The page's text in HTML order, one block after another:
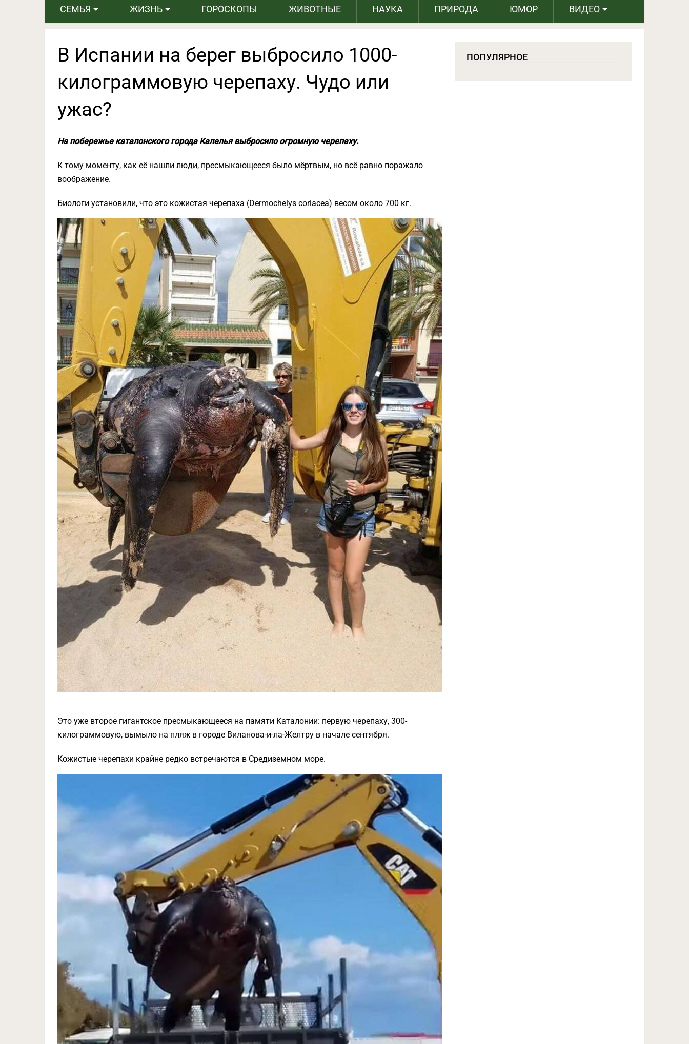
СЕМЬЯ ЖИЗНЬ ГОРОСКОПЫ ЖИВОТНЫЕ НАУКА ПРИРОДА ЮМОР ВИДЕО
В Испании на берег выбросило 1000-
килограммовую черепаху. Чудо или
ужас?
На побережье каталонского города Калелья выбросило огромную черепаху.
К тому моменту, как её нашли люди, пресмыкающееся было мёртвым, но всё равно поражало
воображение.
Биологи установили, что это кожистая черепаха (Dermochelys coriacea) весом около 700 кг.
Это уже второе гигантское пресмыкающееся на памяти Каталонии: первую черепаху, 300-
килограммовую, вымыло на пляж в городе Виланова-и-ла-Желтру в начале сентября.
Кожистые черепахи крайне редко встречаются в Средиземном море.
ПОПУЛЯРНОЕ